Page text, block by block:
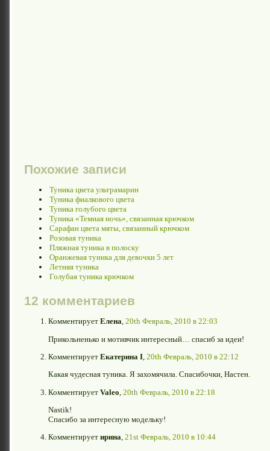
Похожие записи
Туника цвета ультрамарин
Туника фиалкового цвета
Туника голубого цвета
Туника «Темная ночь», связанная крючком
Сарафан цвета мяты, связанный крючком
Розовая туника
Пляжная туника в полоску
Оранжевая туника для девочки 5 лет
Летняя туника
Голубая туника крючком
12 комментариев
Комментирует Елена, 20th Февраль, 2010 в 22:03
Прикольненько и мотивчик интересный… спасиб за идеи!
Комментирует Екатерина I 20th Февраль, 2010 в 22:12
Какая чудесная туника. Я захомячила. Спасибочки, Настен.
Комментирует Valeo 20th Февраль, 2010 в 22:18
Nastik!
Спасибо за интересную модельку!
Комментирует ирина, 21st Февраль, 2010 в 10:44